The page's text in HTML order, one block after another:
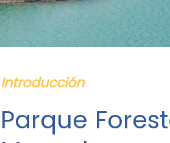
Introducción
Parque